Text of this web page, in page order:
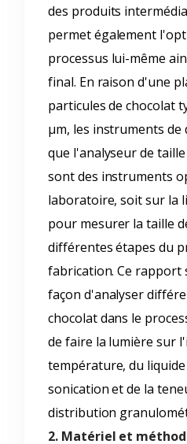
des produits
permet également
processus lui-même
final. En raison d'une
particules de chocolat
µm, les instruments
que l'analyseur de
sont des instruments
laboratoire, soit sur la
pour mesurer la taille
différentes étapes du
fabrication. Ce rapport
façon d'analyser
chocolat dans le
de faire la lumière sur
température, du
sonication et de la
distribution
2. Matériel et